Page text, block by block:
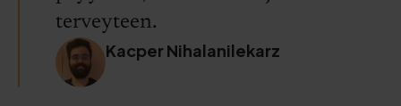
terveyteen.
Kacper Nihalanilekarz